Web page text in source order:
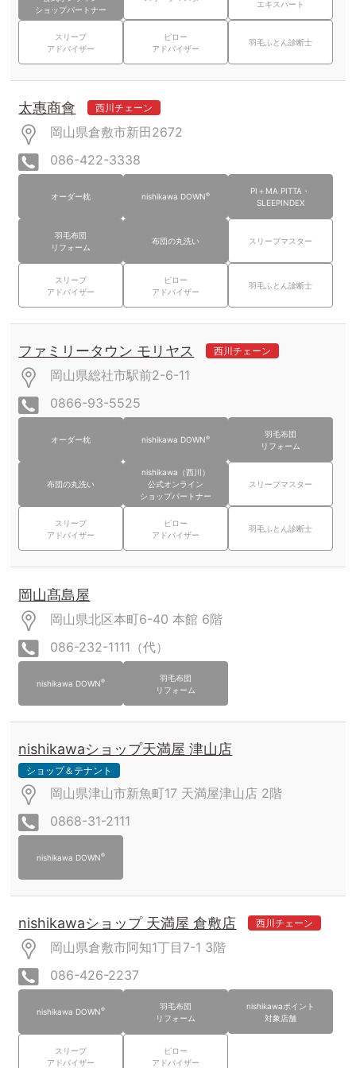
ショップパートナー
エキスパート
スリープ
アドバイザー
ピロー
アドバイザー
羽毛ふとん診断士
太惠商會 西川チェーン
岡山県倉敷市新田2672
086-422-3338
オーダー枕 nishikawa DOWN®
PI＋MA PITTA・
SLEEPINDEX
羽毛布団
リフォーム
布団の丸洗い スリープマスター
スリープ
アドバイザー
ピロー
アドバイザー
羽毛ふとん診断士
ファミリータウン モリヤス 西川チェーン
岡山県総社市駅前2-6-11
0866-93-5525
オーダー枕 nishikawa DOWN®
羽毛布団
リフォーム
布団の丸洗い
nishikawa（西川）
公式オンライン
ショップパートナー
スリープマスター
スリープ
アドバイザー
ピロー
アドバイザー
羽毛ふとん診断士
岡山髙島屋
岡山県北区本町6-40 本館 6階
086-232-1111（代）
nishikawa DOWN®
羽毛布団
リフォーム
nishikawaショップ天満屋 津山店
ショップ＆テナント
岡山県津山市新魚町17 天満屋津山店 2階
0868-31-2111
nishikawa DOWN®
nishikawaショップ 天満屋 倉敷店 西川チェーン
岡山県倉敷市阿知1丁目7-1 3階
086-426-2237
nishikawa DOWN®
羽毛布団
リフォーム
nishikawaポイント
対象店舗
スリープ
アドバイザー
ピロー
アドバイザー